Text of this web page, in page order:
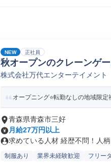
NEW 正社員
秋オープンのクレーンゲ
株式会社万代エンターテイメント
オープニング⭐転勤なしの地域限
青森県青森市三好
月給27万円以上
求めている人材 経歴不問！
制服あり 業界未経験歓迎 フリー